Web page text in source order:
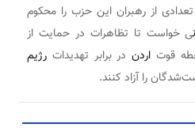
از رهبران این حزب را محکوم
ی خواست تا تظاهرات در حمایت از
قوت اردندر برابر تهدیداترژیم
را آزاد کنند.